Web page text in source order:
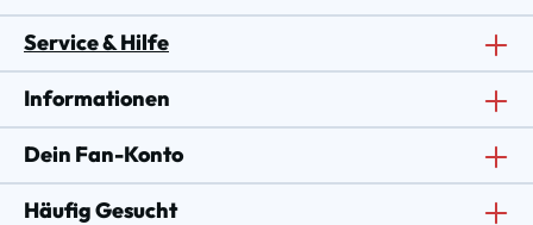
Service & Hilfe
Informationen
Dein Fan-Konto
Häufig Gesucht